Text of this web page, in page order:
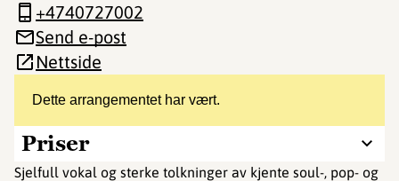
Dette arrangementet har vært.
Priser
Sjelfull vokal og sterke tolkninger av kjente soul-, pop- og
+4740727002
Send e-post
Nettside